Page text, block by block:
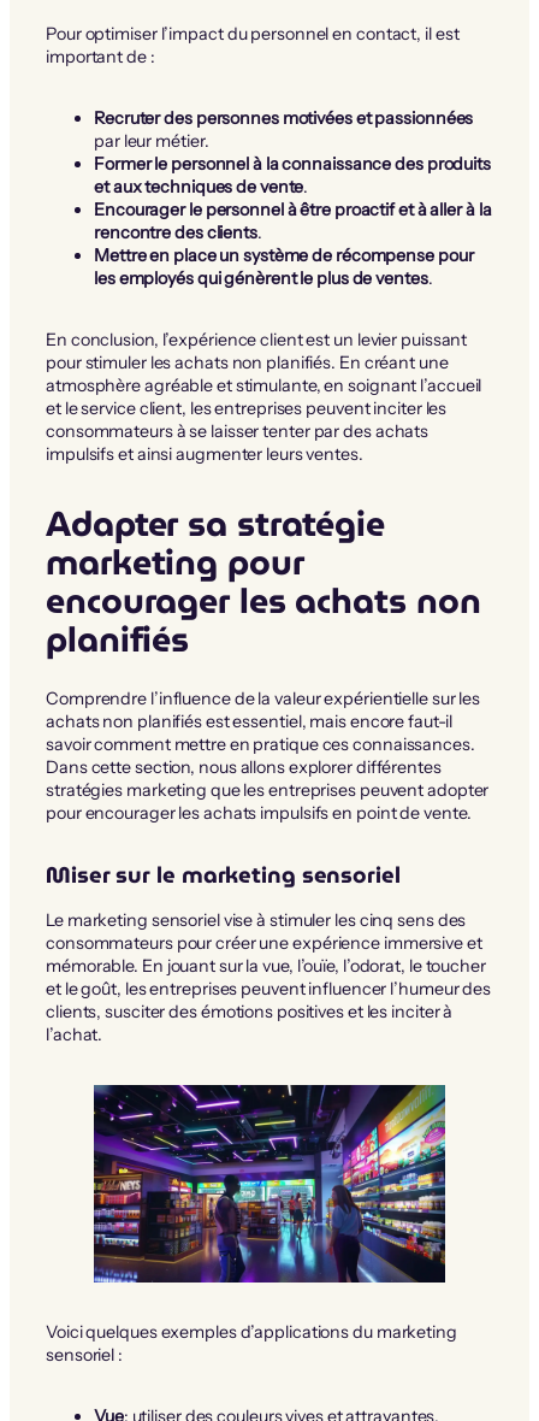
Pour optimiser l’impact du personnel en contact, il est
important de :
Recruter des personnes motivées et passionnées
par leur métier.
Former le personnel à la connaissance des produits
et aux techniques de vente.
Encourager le personnel à être proactif et à aller à la
rencontre des clients.
Mettre en place un système de récompense pour
les employés qui génèrent le plus de ventes.
En conclusion, l’expérience client est un levier puissant
pour stimuler les achats non planifiés. En créant une
atmosphère agréable et stimulante, en soignant l’accueil
et le service client, les entreprises peuvent inciter les
consommateurs à se laisser tenter par des achats
impulsifs et ainsi augmenter leurs ventes.
Adapter sa stratégie
marketing pour
encourager les achats non
planifiés
Comprendre l’influence de la valeur expérientielle sur les
achats non planifiés est essentiel, mais encore faut-il
savoir comment mettre en pratique ces connaissances.
Dans cette section, nous allons explorer différentes
stratégies marketing que les entreprises peuvent adopter
pour encourager les achats impulsifs en point de vente.
Miser sur le marketing sensoriel
Le marketing sensoriel vise à stimuler les cinq sens des
consommateurs pour créer une expérience immersive et
mémorable. En jouant sur la vue, l’ouïe, l’odorat, le toucher
et le goût, les entreprises peuvent influencer l’humeur des
clients, susciter des émotions positives et les inciter à
l’achat.
Voici quelques exemples d’applications du marketing
sensoriel :
Vue: utiliser des couleurs vives et attrayantes,